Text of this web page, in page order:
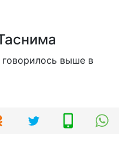
выше в